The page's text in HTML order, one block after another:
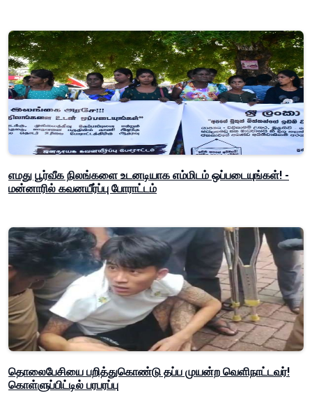
எமது பூர்வீக நிலங்களை உடனடியாக எம்மிடம் ஒப்படையுங்கள்! -
மன்னாரில் கவனயீர்ப்பு போராட்டம்
தொலைபேசியை பறித்துகொண்டு தப்ப முயன்ற வெளிநாட்டவர்!
கொள்ளுப்பிட்டில் பரபரப்பு